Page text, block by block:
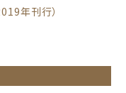
年刊行）